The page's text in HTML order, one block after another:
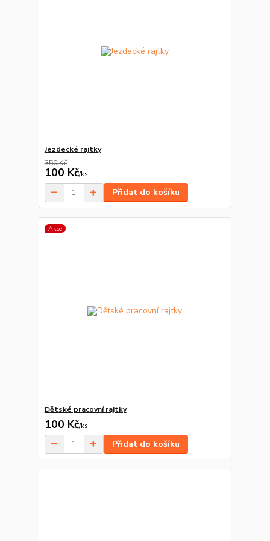
Jezdecké rajtky
350 Kč
100 Kč/ks
Přidat do košíku
Akce
Dětské pracovní rajtky
100 Kč/ks
Přidat do košíku